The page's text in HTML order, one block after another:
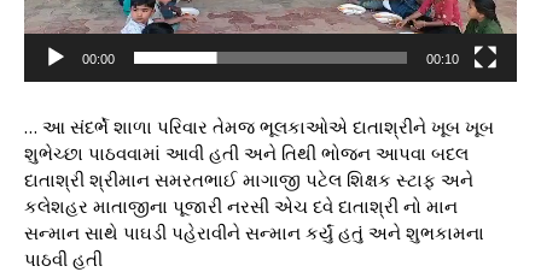
y
r
00:00 00:10
… આ સંદર્ભે શાળા પરિવાર તેમજ ભૂલકાઓએ દાતાશ્રીને ખૂબ ખૂબ
શુભેચ્છા પાઠવવામાં આવી હતી અને તિથી ભોજન આપવા બદલ
દાતાશ્રી શ્રીમાન સમરતભાઈ માગાજી પટેલ શિક્ષક સ્ટાફ અને
કલેશહર માતાજીના પૂજારી નરસી એચ દવે દાતાશ્રી નો માન
સન્માન સાથે પાઘડી પહેરાવીને સન્માન કર્યું હતું અને શુભકામના
પાઠવી હતી